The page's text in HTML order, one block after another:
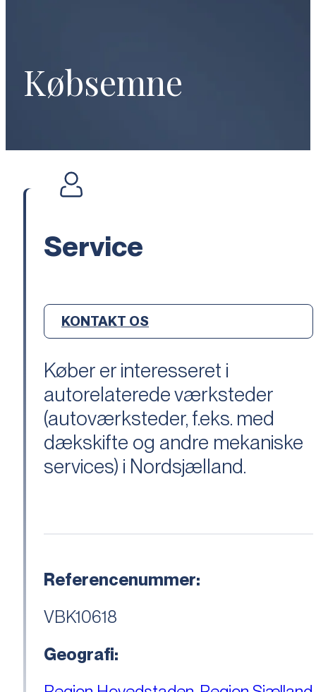
Købsemne
Service
KONTAKT OS
Køber er interesseret i
autorelaterede værksteder
(autoværksteder, f.eks. med
dækskifte og andre mekaniske
services) i Nordsjælland.
Referencenummer:
VBK10618
Geografi: